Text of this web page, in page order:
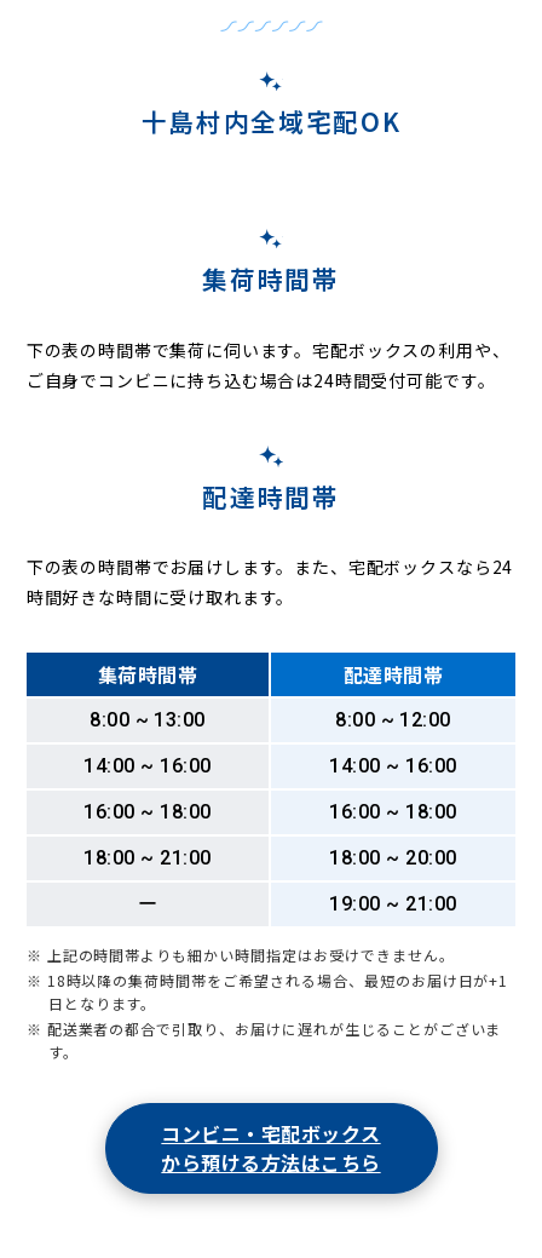
十島村内全域宅配OK
集荷時間帯
下の表の時間帯で集荷に伺います。宅配ボックスの利用や、
ご自身でコンビニに持ち込む場合は24時間受付可能です。
配達時間帯
下の表の時間帯でお届けします。また、宅配ボックスなら24
時間好きな時間に受け取れます。
集荷時間帯 配達時間帯
8:00 ~ 13:00
8:00 ~ 12:00
14:00 ~ 16:00
14:00 ~ 16:00
16:00 ~ 18:00
16:00 ~ 18:00
18:00 ~ 21:00
18:00 ~ 20:00
ー
19:00 ~ 21:00
※ 上記の時間帯よりも細かい時間指定はお受けできません。
※ 18時以降の集荷時間帯をご希望される場合、最短のお届け日が+1
日となります。
※ 配送業者の都合で引取り、お届けに遅れが生じることがございま
す。
コンビニ・宅配ボックス
から預ける方法はこちら